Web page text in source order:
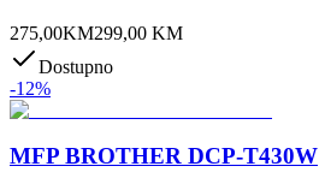
275,00KM299,00 KM
Dostupno
-12%
MFP BROTHER DCP-T430W